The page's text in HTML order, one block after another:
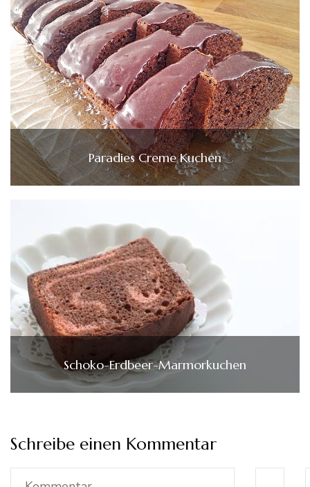
Paradies Creme Kuchen
Schoko-Erdbeer-Marmorkuchen
Schreibe einen Kommentar